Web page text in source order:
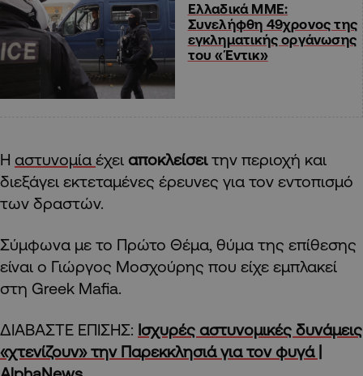
Ελλαδικά ΜΜΕ:
Συνελήφθη 49χρονος της
εγκληματικής οργάνωσης
του «Έντικ»
Η αστυνομία έχει αποκλείσειτην περιοχή και
διεξάγει εκτεταμένες έρευνες για τον εντοπισμό
των δραστών.
Σύμφωνα με το Πρώτο Θέμα, θύμα της επίθεσης
είναι ο Γιώργος Μοσχούρης που είχε εμπλακεί
στη Greek Mafia.
ΔΙΑΒΑΣΤΕ ΕΠΙΣΗΣ: Ισχυρές αστυνομικές δυνάμεις
«χτενίζουν» την Παρεκκλησιά για τον φυγά |